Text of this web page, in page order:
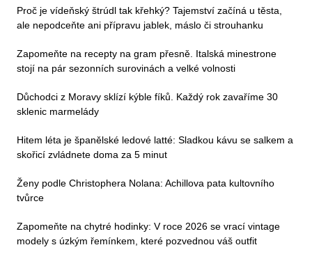
Proč je vídeňský štrúdl tak křehký? Tajemství začíná u těsta,
ale nepodceňte ani přípravu jablek, máslo či strouhanku
Zapomeňte na recepty na gram přesně. Italská minestrone
stojí na pár sezonních surovinách a velké volnosti
Důchodci z Moravy sklízí kýble fíků. Každý rok zavaříme 30
sklenic marmelády
Hitem léta je španělské ledové latté: Sladkou kávu se salkem a
skořicí zvládnete doma za 5 minut
Ženy podle Christophera Nolana: Achillova pata kultovního
tvůrce
Zapomeňte na chytré hodinky: V roce 2026 se vrací vintage
modely s úzkým řemínkem, které pozvednou váš outfit